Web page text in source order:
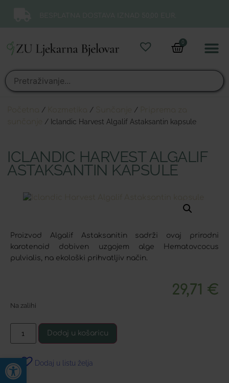
Open toolbar
0
/ / /
/ Iclandic Harvest Algalif Astaksantin kapsule
ICLANDIC HARVEST ALGALIF
ASTAKSANTIN KAPSULE
Proizvod Algalif Astaksanitin sadrži ovaj prirodni
karotenoid dobiven uzgojem alge Hematovcocus
pulvialis, na ekološki prihvatljiv način.
29,71 €
Na zalihi
Dodaj u košaricu
Dodaj u listu želja